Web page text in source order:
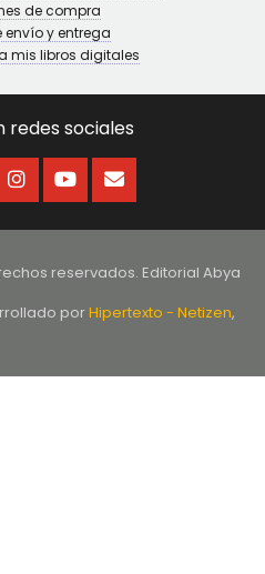
de compra
envío y entrega
mis libros digitales
redes sociales
reservados. Editorial Abya
porHipertexto - Netizen,